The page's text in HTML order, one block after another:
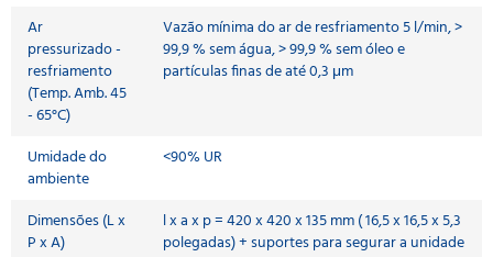
Ar
pressurizado -
resfriamento
(Temp. Amb. 45
- 65°C)
Vazão mínima do ar de resfriamento 5 l/min, >
99,9 % sem água, > 99,9 % sem óleo e
partículas finas de até 0,3 μm
Umidade do
ambiente
<90% UR
Dimensões (L x
P x A)
l x a x p = 420 x 420 x 135 mm ( 16,5 x 16,5 x 5,3
polegadas) + suportes para segurar a unidade